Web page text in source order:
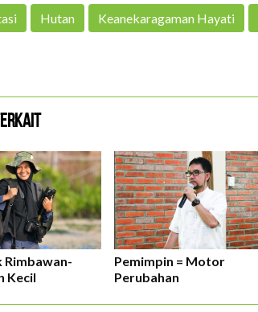
Hutan Keanekaragaman Hayati
Rimbawan-
Kecil
Pemimpin = Motor
Perubahan